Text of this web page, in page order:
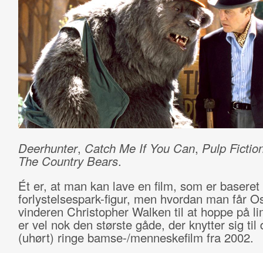
Deerhunter, Catch Me If You Can, Pulp
The Country Bears.
Ét er, at man kan lave en film, som er baseret
forlystelsespark-figur, men hvordan man får
vinderen Christopher Walken til at hoppe på
er vel nok den største gåde, der knytter sig til
(uhørt) ringe bamse-/menneskefilm fra 2002.